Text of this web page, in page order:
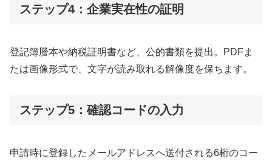
ステップ4：企業実在性の証明
登記簿謄本や納税証明書など、公的書類を提出。PDFま
たは画像形式で、文字が読み取れる解像度を保ちます。
ステップ5：確認コードの入力
申請時に登録したメールアドレスへ送付される6桁のコー